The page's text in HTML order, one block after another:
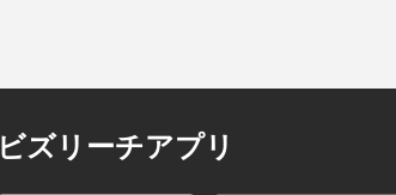
ビズリーチアプリ